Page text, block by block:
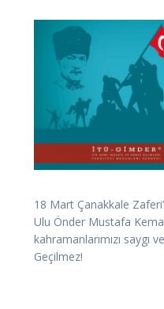
18 Mart Çanakkale
Ulu Önder Mustafa
kahramanlarımızı saygı
Geçilmez!